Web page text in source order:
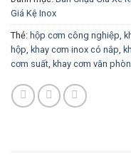
Giá Kệ Inox
Thẻ: hộp cơm công nghiệp
hộp khay cơm inox có nắp
cơm suất, khay cơm văn